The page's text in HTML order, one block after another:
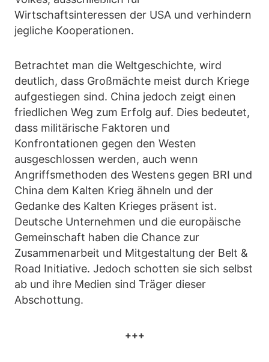
Wirtschaftsinteressen der USA und verhindern
jegliche Kooperationen.
Betrachtet man die Weltgeschichte, wird
deutlich, dass Großmächte meist durch Kriege
aufgestiegen sind. China jedoch zeigt einen
friedlichen Weg zum Erfolg auf. Dies bedeutet,
dass militärische Faktoren und
Konfrontationen gegen den Westen
ausgeschlossen werden, auch wenn
Angriffsmethoden des Westens gegen BRI und
China dem Kalten Krieg ähneln und der
Gedanke des Kalten Krieges präsent ist.
Deutsche Unternehmen und die europäische
Gemeinschaft haben die Chance zur
Zusammenarbeit und Mitgestaltung der Belt &
Road Initiative. Jedoch schotten sie sich selbst
ab und ihre Medien sind Träger dieser
Abschottung.
+++